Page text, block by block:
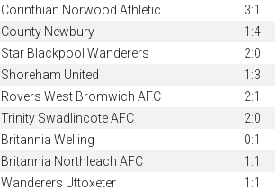
Corinthian Norwood Athletic
3:1
County Newbury
1:4
Star Blackpool Wanderers
2:0
Shoreham United
1:3
Rovers West Bromwich AFC
2:1
Trinity Swadlincote AFC
2:0
Britannia Welling
0:1
Britannia Northleach AFC
1:1
Wanderers Uttoxeter
1:1